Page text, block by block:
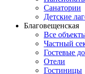
Санатории
Детские
Благовещенская
Все
Частный
Гостевые
Отели
Гостиницы